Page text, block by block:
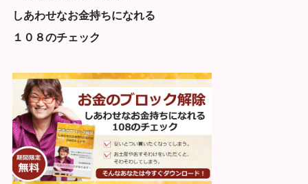
しあわせなお金持ちになれる
１０８のチェック